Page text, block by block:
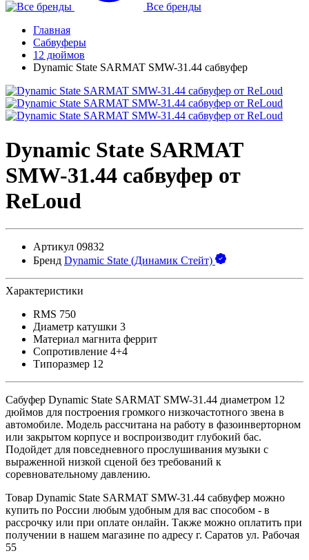
Все бренды
Главная
Сабвуферы
12 дюймов
Dynamic State SARMAT SMW-31.44 сабвуфер
Dynamic State SARMAT
SMW-31.44 сабвуфер от
ReLoud
Артикул 09832
Бренд Dynamic State (Динамик Стейт)
Характеристики
RMS 750
Диаметр катушки 3
Материал магнита феррит
Сопротивление 4+4
Типоразмер 12
Сабуфер Dynamic State SARMAT SMW-31.44 диаметром 12
дюймов для построения громкого низкочастотного звена в
автомобиле. Модель рассчитана на работу в фазоинверторном
или закрытом корпусе и воспроизводит глубокий бас.
Подойдет для повседневного прослушивания музыки с
выраженной низкой сценой без требований к
соревновательному давлению.
Товар Dynamic State SARMAT SMW-31.44 сабвуфер можно
купить по России любым удобным для вас способом - в
рассрочку или при оплате онлайн. Также можно оплатить при
получении в нашем магазине по адресу г. Саратов ул. Рабочая
55